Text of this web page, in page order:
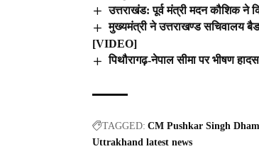
उत्तराखंड: पूर्व मंत्री मदन कौशिक ने
मुख्यमंत्री ने उत्तराखण्ड सचिवालय
[VIDEO]
पिथौरागढ़-नेपाल सीमा पर भीषण
TAGGED: CM Pushkar Singh
Uttrakhand latest news